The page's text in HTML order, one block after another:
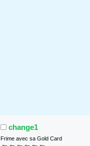
change1
Frime avec sa Gold Card